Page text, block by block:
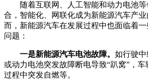
随着互联网、人工智能和动力电池
合，智能化、网联化成为新能源汽车产
而，新能源汽车在发展过程中也面临着
问题：
一是新能源汽车电池故障。 如行驶
或动力电池突发故障断电导致“趴窝”，
过程中突发自燃等。